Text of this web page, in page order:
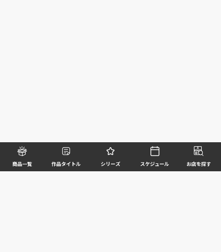
商品一覧 作品タイトル シリーズ スケジュール お店を探す